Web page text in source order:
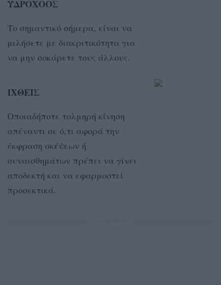
ΥΔΡΟΧΟΟΣ
Το σημαντικό σήμερα, είναι να
μιλήσετε με διακριτικότητα για
να μην σοκάρετε τους άλλους.
ΙΧΘΕΙΣ
Οποιαδήποτε τολμηρή κίνηση
απέναντι σε ό,τι αφορά την
έκφραση σκέψεων ή
συναισθημάτων πρέπει να γίνει
αποδεκτή και να εφαρμοστεί
προσεκτικά.